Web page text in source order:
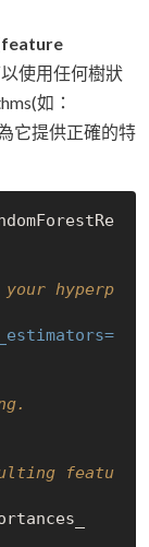
feature
使用任何樹狀
如：
它提供正確的特
hyperp
featu